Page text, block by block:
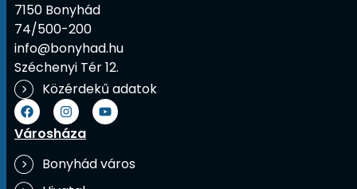
7150 Bonyhád
74/500-200
info@bonyhad.hu
Széchenyi Tér 12.
Közérdekű adatok
Városháza
Bonyhád város